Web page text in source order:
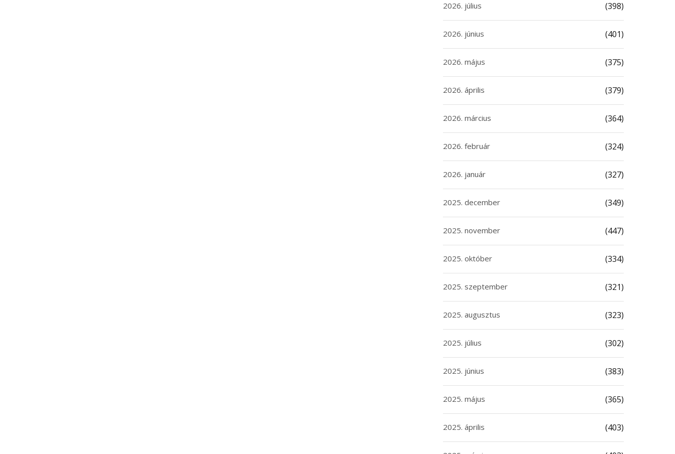
2026. július (398)
2026. június (401)
2026. május (375)
2026. április (379)
2026. március (364)
2026. február (324)
2026. január (327)
2025. december (349)
2025. november (447)
2025. október (334)
2025. szeptember (321)
2025. augusztus (323)
2025. július (302)
2025. június (383)
2025. május (365)
2025. április (403)